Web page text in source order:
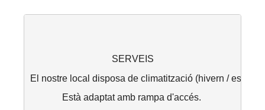
SERVEIS
El nostre local disposa de climatització (hivern / estiu)
Està adaptat amb rampa d'accés.